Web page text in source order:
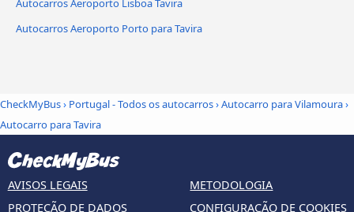
Autocarros Aeroporto Lisboa Tavira
Autocarros Aeroporto Porto para Tavira
CheckMyBus› Portugal - Todos os autocarros›Autocarro para Vilamoura›
Autocarro para Tavira
AVISOS LEGAIS
PROTEÇÃO DE DADOS
METODOLOGIA
CONFIGURAÇÃO DE COOKIES